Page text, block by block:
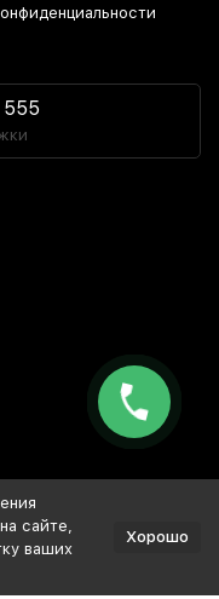
заказ из магазина
сайте,
ваших
Хорошо